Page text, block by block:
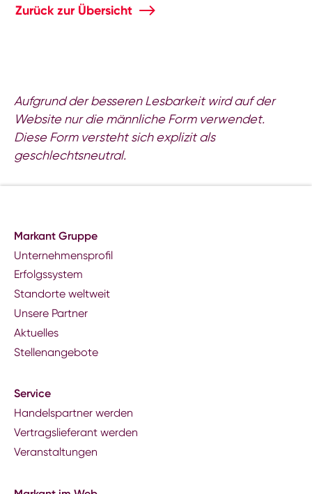
Zurück zur Übersicht
Aufgrund der besseren Lesbarkeit wird auf der
Website nur die männliche Form verwendet.
Diese Form versteht sich explizit als
geschlechtsneutral.
Markant Gruppe
Unternehmensprofil
Erfolgssystem
Standorte weltweit
Unsere Partner
Aktuelles
Stellenangebote
Service
Handelspartner werden
Vertragslieferant werden
Veranstaltungen